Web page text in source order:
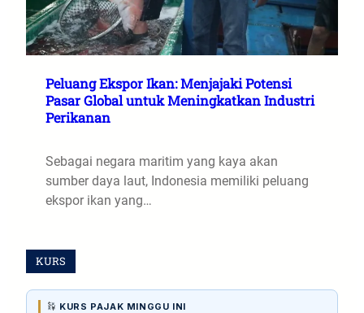
Peluang Ekspor Ikan: Menjajaki Potensi
Pasar Global untuk Meningkatkan Industri
Perikanan
Sebagai negara maritim yang kaya akan
sumber daya laut, Indonesia memiliki peluang
ekspor ikan yang…
KURS
KURS PAJAK MINGGU INI